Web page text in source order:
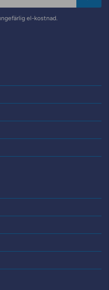
el-kostnad.